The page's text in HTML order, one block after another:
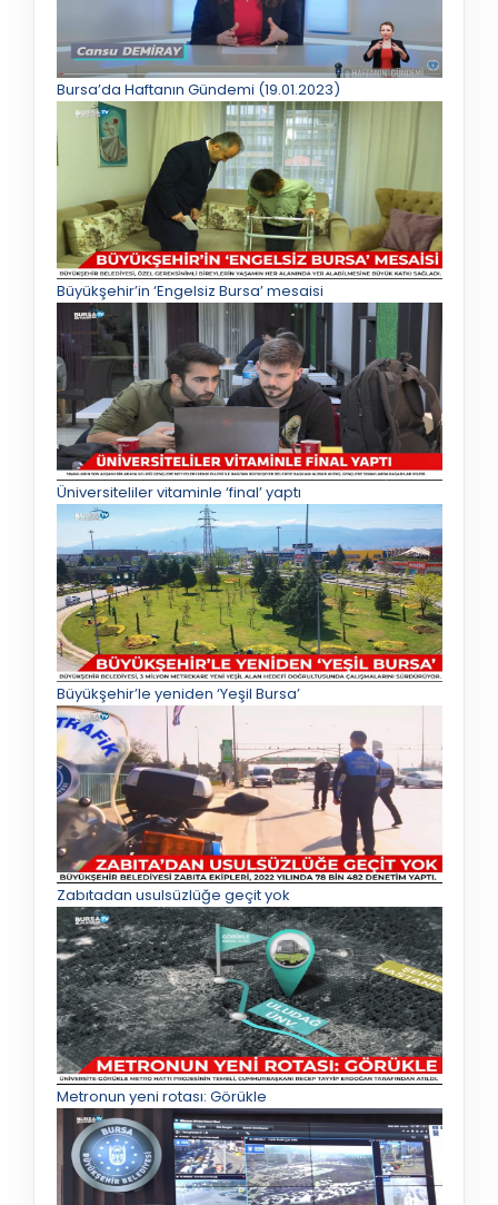
Bursa’da Haftanın Gündemi (19.01.2023)
Büyükşehir’in ‘Engelsiz Bursa’ mesaisi
Üniversiteliler vitaminle ‘final’ yaptı
Büyükşehir’le yeniden ‘Yeşil Bursa’
Zabıtadan usulsüzlüğe geçit yok
Metronun yeni rotası: Görükle